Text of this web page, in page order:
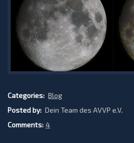
Categories: Blog
Posted by: Dein Team des AVVP e.V.
Comments: 4